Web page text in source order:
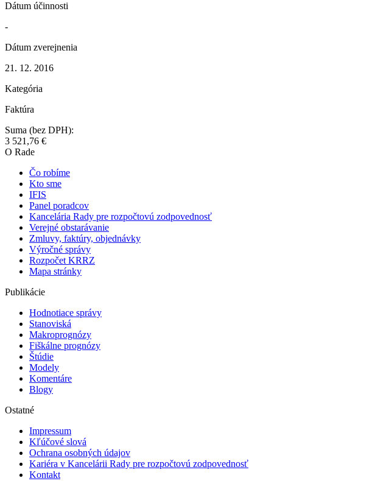
Dátum účinnosti
-
Dátum zverejnenia
21. 12. 2016
Kategória
Faktúra
Suma (bez DPH):
3 521,76 €
O Rade
Čo robíme
Kto sme
IFIS
Panel poradcov
Kancelária Rady pre rozpočtovú zodpovednosť
Verejné obstarávanie
Zmluvy, faktúry, objednávky
Výročné správy
Rozpočet KRRZ
Mapa stránky
Publikácie
Hodnotiace správy
Stanoviská
Makroprognózy
Fiškálne prognózy
Štúdie
Modely
Komentáre
Blogy
Ostatné
Impressum
Kľúčové slová
Ochrana osobných údajov
Kariéra v Kancelárii Rady pre rozpočtovú zodpovednosť
Kontakt